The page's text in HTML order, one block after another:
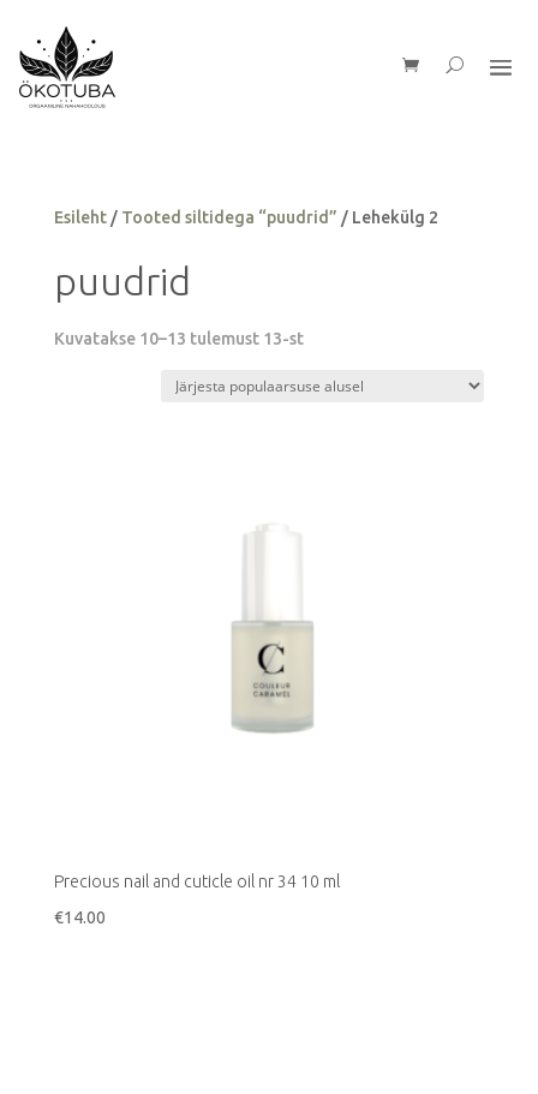
Esileht/ Tooted siltidega “puudrid” / Lehekülg 2
puudrid
Kuvatakse 10–13 tulemust 13-stSorteeritud
järgi
Precious nail and cuticle oil nr 34 10 ml
€14.00